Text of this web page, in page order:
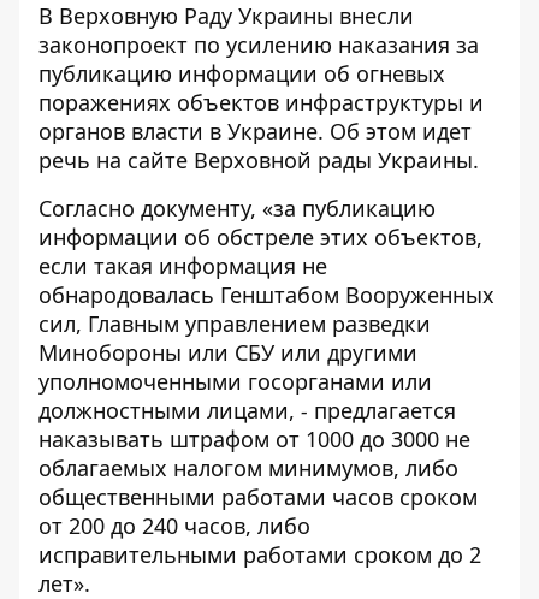
В Верховную Раду Украины внесли
законопроект по усилению наказания за
публикацию информации об огневых
поражениях объектов инфраструктуры и
органов власти в Украине. Об этом идет
речь на сайте Верховной рады Украины.
Согласно документу, «за публикацию
информации об обстреле этих объектов,
если такая информация не
обнародовалась Генштабом Вооруженных
сил, Главным управлением разведки
Минобороны или СБУ или другими
уполномоченными госорганами или
должностными лицами, - предлагается
наказывать штрафом от 1000 до 3000 не
облагаемых налогом минимумов, либо
общественными работами часов сроком
от 200 до 240 часов, либо
исправительными работами сроком до 2
лет».